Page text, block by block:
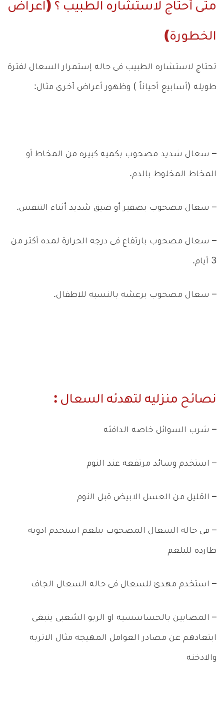
متى أحتاج لاستشاره الطبيب ؟ (اعراض
الخطورة)
تحتاج لاستشاره الطبيب فى حاله إستمرار السعال لفترة
طويله (أسابيع أحياناً ) وظهور أعراض آخرى مثال:
– سعال شديد مصحوب بكميه كبيره من المخاط أو
المخاط المخلوط بالدم.
– سعال مصحوب بصفير أو ضيق شديد أثناء التنفس.
– سعال مصحوب بارتفاع فى درجه الحرارة لمده أكثر من
3 أيام.
– سعال مصحوب برعشه بالنسبه للاطفال.
نصائح منزليه لتهدئه السعال :
– شرب السوائل خاصه الدافئه
– استخدم وسائد مرتفعه عند النوم
– القليل من العسل الابيض قبل النوم
– فى حاله السعال المصحوب ببلغم استخدم ادويه
طارده للبلغم
– استخدم مهدئ للسعال فى حاله السعال الجاف
– المصابين بالحساسسيه او الربو الشعبى ينبغى
ابتعادهم عن مصادر العوامل المهيجه مثال الاتربه
والادخنه